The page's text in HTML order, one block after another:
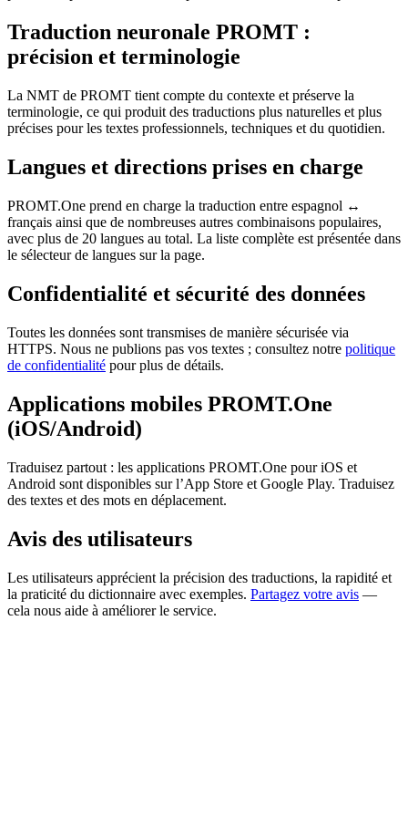
Traduction neuronale PROMT :
précision et terminologie
La NMT de PROMT tient compte du contexte et préserve la
terminologie, ce qui produit des traductions plus naturelles et plus
précises pour les textes professionnels, techniques et du quotidien.
Langues et directions prises en charge
PROMT.One prend en charge la traduction entre espagnol ↔
français ainsi que de nombreuses autres combinaisons populaires,
avec plus de 20 langues au total. La liste complète est présentée dans
le sélecteur de langues sur la page.
Confidentialité et sécurité des données
Toutes les données sont transmises de manière sécurisée via
HTTPS. Nous ne publions pas vos textes ; consultez notre politique
de confidentialité pour plus de détails.
Applications mobiles PROMT.One
(iOS/Android)
Traduisez partout : les applications PROMT.One pour iOS et
Android sont disponibles sur l’App Store et Google Play. Traduisez
des textes et des mots en déplacement.
Avis des utilisateurs
Les utilisateurs apprécient la précision des traductions, la rapidité et
la praticité du dictionnaire avec exemples. Partagez votre avis —
cela nous aide à améliorer le service.